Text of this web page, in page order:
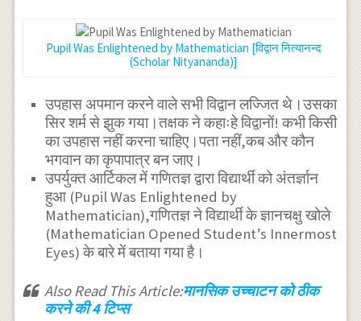
Pupil Was Enlightened by Mathematician [विद्वान नित्यानन्द
(Scholar Nityananda)]
उपहास अपमान करने वाले सभी विद्वान लज्जित थे।उसका
सिर शर्म से झुक गया।तक्षक ने कहाःहे विद्वानों! कभी किसी
का उपहास नहीं करना चाहिए।पता नहीं,कब और कौन
भगवान का कृपापात्र बन जाए।
उपर्युक्त आर्टिकल में गणितज्ञ द्वारा विद्यार्थी को अंतर्ज्ञान
हुआ (Pupil Was Enlightened by
Mathematician),गणितज्ञ ने विद्यार्थी के ज्ञानचक्षु खोले
(Mathematician Opened Student’s Innermost
Eyes) के बारे में बताया गया है।
Also Read This Article:मानसिक उच्चाटन को ठीक
करने की 4 टिप्स